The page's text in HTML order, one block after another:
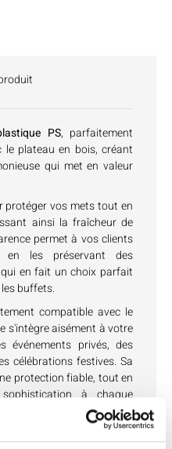
PS, parfaitement
le plateau en bois, créant
qui met en valeur
protéger vos mets tout en
ainsi la fraîcheur de
permet à vos clients
les préservant des
en fait un choix parfait
buffets.
compatible avec le
s'intègre aisément à votre
privés, des
célébrations festives. Sa
protection fiable, tout en
à chaque
s'adapte à toutes vos